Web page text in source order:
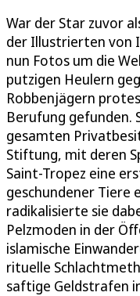
War der Star zuvor
der Illustrierten von
nun Fotos um die
putzigen Heulern
Robbenjägern
Berufung gefunden.
gesamten
Stiftung, mit deren
Saint-Tropez eine
geschundener Tiere
radikalisierte sie
Pelzmoden in der
islamische
rituelle
saftige Geldstrafen